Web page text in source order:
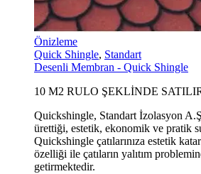
Önizleme
Quick Shingle, Standart
Desenli Membran - Quick Shingle
10 M2 RULO ŞEKLİNDE
Quickshingle, Standart İzolasyon
ürettiği, estetik, ekonomik ve pratik su
Quickshingle çatılarınıza estetik
özelliği ile çatıların yalıtım
getirmektedir.